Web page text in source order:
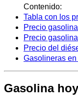
Contenido:
Tabla con los
Precio
Precio
Precio del
Gasolineras
Gasolina